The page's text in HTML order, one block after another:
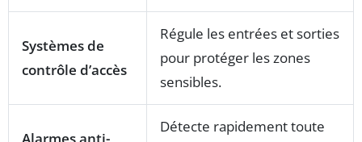
Systèmes de
contrôle d’accès
Régule les entrées et sorties
pour protéger les zones
sensibles.
Détecte rapidement toute